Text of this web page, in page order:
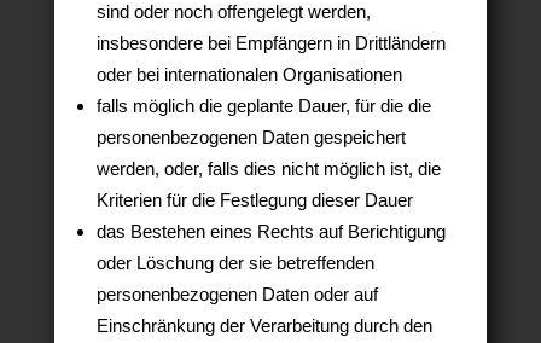
sind oder noch offengelegt werden,
insbesondere bei Empfängern in Drittländern
oder bei internationalen Organisationen
falls möglich die geplante Dauer, für die die
personenbezogenen Daten gespeichert
werden, oder, falls dies nicht möglich ist, die
Kriterien für die Festlegung dieser Dauer
das Bestehen eines Rechts auf Berichtigung
oder Löschung der sie betreffenden
personenbezogenen Daten oder auf
Einschränkung der Verarbeitung durch den